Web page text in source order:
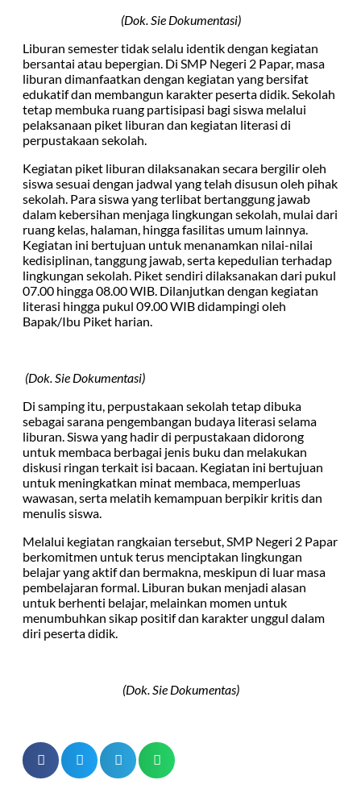
(Dok. Sie Dokumentasi)
Liburan semester tidak selalu identik dengan kegiatan
bersantai atau bepergian. Di SMP Negeri 2 Papar, masa
liburan dimanfaatkan dengan kegiatan yang bersifat
edukatif dan membangun karakter peserta didik. Sekolah
tetap membuka ruang partisipasi bagi siswa melalui
pelaksanaan piket liburan dan kegiatan literasi di
perpustakaan sekolah.
Kegiatan piket liburan dilaksanakan secara bergilir oleh
siswa sesuai dengan jadwal yang telah disusun oleh pihak
sekolah. Para siswa yang terlibat bertanggung jawab
dalam kebersihan menjaga lingkungan sekolah, mulai dari
ruang kelas, halaman, hingga fasilitas umum lainnya.
Kegiatan ini bertujuan untuk menanamkan nilai-nilai
kedisiplinan, tanggung jawab, serta kepedulian terhadap
lingkungan sekolah. Piket sendiri dilaksanakan dari pukul
07.00 hingga 08.00 WIB. Dilanjutkan dengan kegiatan
literasi hingga pukul 09.00 WIB didampingi oleh
Bapak/Ibu Piket harian.
(Dok. Sie Dokumentasi)
Di samping itu, perpustakaan sekolah tetap dibuka
sebagai sarana pengembangan budaya literasi selama
liburan. Siswa yang hadir di perpustakaan didorong
untuk membaca berbagai jenis buku dan melakukan
diskusi ringan terkait isi bacaan. Kegiatan ini bertujuan
untuk meningkatkan minat membaca, memperluas
wawasan, serta melatih kemampuan berpikir kritis dan
menulis siswa.
Melalui kegiatan rangkaian tersebut, SMP Negeri 2 Papar
berkomitmen untuk terus menciptakan lingkungan
belajar yang aktif dan bermakna, meskipun di luar masa
pembelajaran formal. Liburan bukan menjadi alasan
untuk berhenti belajar, melainkan momen untuk
menumbuhkan sikap positif dan karakter unggul dalam
diri peserta didik.
(Dok. Sie Dokumentas)